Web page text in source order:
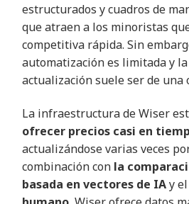
estructurados y cuadros de
que atraen a los minoristas
competitiva rápida. Sin
automatización es limitada y
actualización suele ser de una
La infraestructura de Wiser
ofrecer precios casi en
actualizándose varias veces
combinación con la
basada en vectores de IAy el